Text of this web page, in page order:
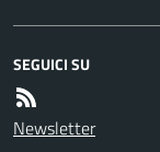
SEGUICI SU
Newsletter